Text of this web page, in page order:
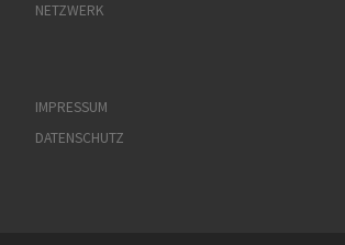
NETZWERK
IMPRESSUM
DATENSCHUTZ